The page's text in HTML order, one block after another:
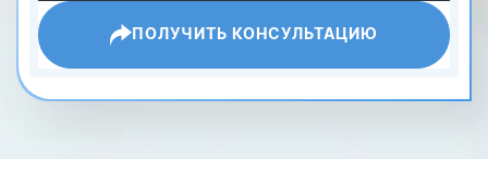
ПОЛУЧИТЬ КОНСУЛЬТАЦИЮ